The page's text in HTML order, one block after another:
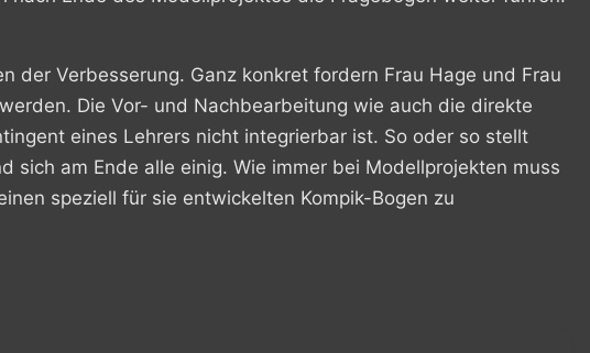
der Verbesserung. Ganz konkret fordern Frau Hage und Frau
Die Vor- und Nachbearbeitung wie auch die direkte
eines Lehrers nicht integrierbar ist. So oder so stellt
sich am Ende alle einig. Wie immer bei Modellprojekten muss
speziell für sie entwickelten Kompik-Bogen zu